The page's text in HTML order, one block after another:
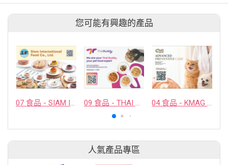
您可能有興趣的產品
07 食品 - SIAM INTERNATIONAL FOOD CO., LTD. 09 食品 - THAI BUDDY CO., LTD. 04 食品 - KMAG BIOTECH COMPANY LIMITED
人氣產品專區